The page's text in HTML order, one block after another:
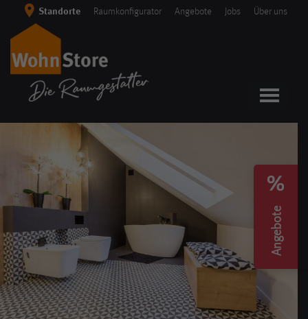
Angebote
content
Standorte Raumkonfigurator Angebote Jobs Über uns